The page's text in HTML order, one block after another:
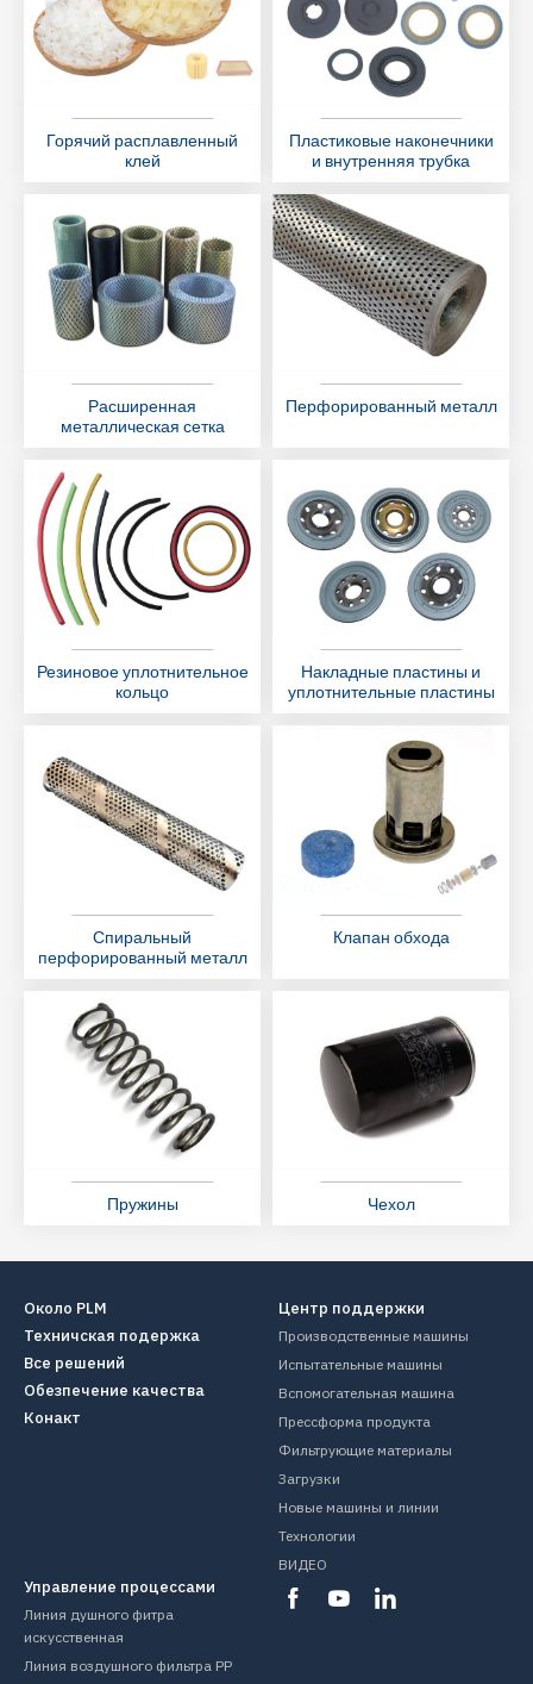
Горячий расплавленный
клей
Пластиковые наконечники
и внутренняя трубка
Расширенная
металлическая сетка
Перфорированный металл
Резиновое уплотнительное
кольцо
Накладные пластины и
уплотнительные пластины
Спиральный
перфорированный металл
Клапан обхода
Пружины Чехол
Управление процессами
Линия душного фитра
искусственная
Линия воздушного фильтра PP
Центр поддержки
Производственные машины
Испытательные машины
Вспомогательная машина
Прессформа продукта
Фильтрующие материалы
Загрузки
Новые машины и линии
Технологии
ВИДЕО
Около PLM
Техничская подержка
Все решений
Обезпечение качества
Конакт